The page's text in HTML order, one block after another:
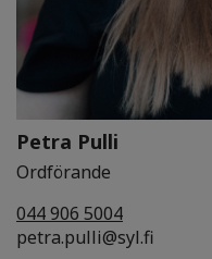
Petra Pulli
Ordförande
044 906 5004
petra.pulli@syl.fi